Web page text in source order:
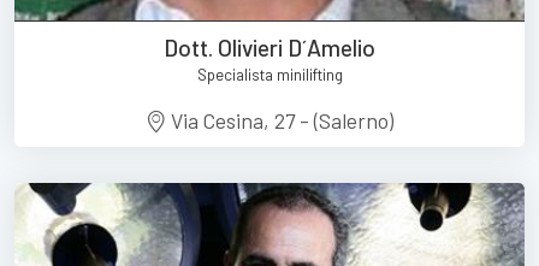
Dott. Olivieri D´Amelio
Specialista minilifting
Via Cesina, 27 - (Salerno)